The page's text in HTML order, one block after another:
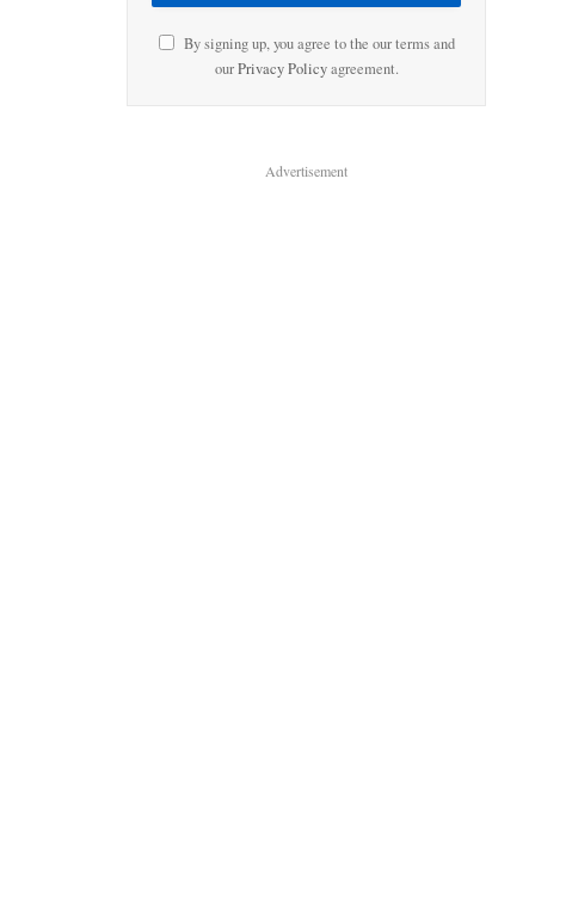
By signing up, you agree to the our terms and
ourPrivacy Policyagreement.
Advertisement